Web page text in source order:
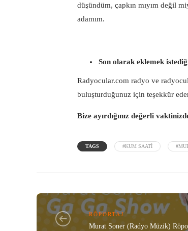
düşündüm, çapkın mıyım değil
adamım.
Son olarak eklemek
Radyocular.com radyo ve
buluşturduğunuz için teşekkür
Bize ayırdığınız değerli
TAGS #KUM SAATI
RÖPORTAJ
Murat Soner (Radyo Müzik)